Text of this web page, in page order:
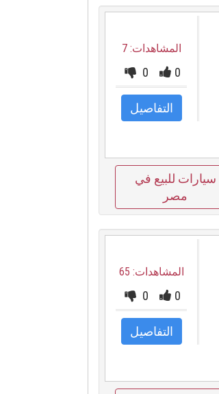
المشاهدات: 7
0
0
التفاصيل
سيارات للبيع في
مصر
المشاهدات: 65
0
0
التفاصيل